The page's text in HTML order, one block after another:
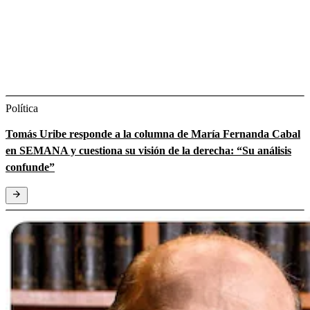
Política
Tomás Uribe responde a la columna de María Fernanda Cabal
en SEMANA y cuestiona su visión de la derecha: “Su análisis
confunde”